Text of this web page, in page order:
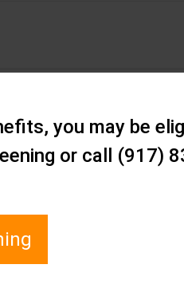
you may be
or call (917)